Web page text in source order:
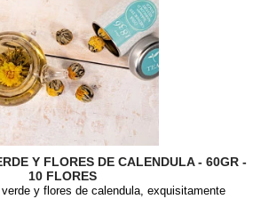
Y FLORES DE CALENDULA - 60GR -
10 FLORES
y flores de calendula, exquisitamente